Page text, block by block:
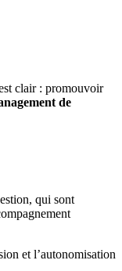
clair : promouvoir
de
qui sont
et l’autonomisation